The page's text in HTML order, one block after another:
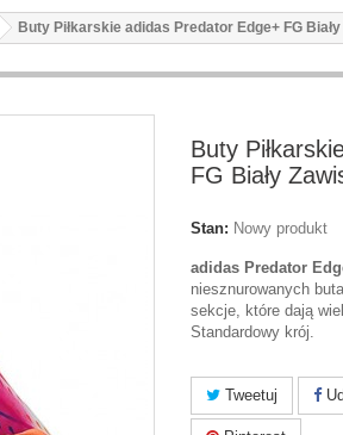
Buty Piłkarskie adidas Predator Edge+ FG
Buty
FG Biały
Stan: Nowy produkt
adidas Predator
niesznurowanych
sekcje, które dają
Standardowy krój.
Tweetuj